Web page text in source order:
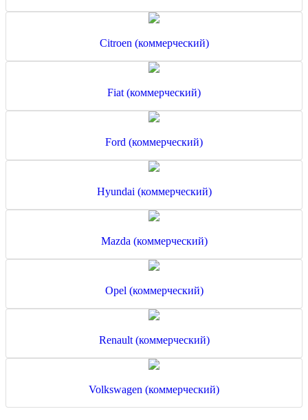
Citroen (коммерческий)
Fiat (коммерческий)
Ford (коммерческий)
Hyundai (коммерческий)
Mazda (коммерческий)
Opel (коммерческий)
Renault (коммерческий)
Volkswagen (коммерческий)